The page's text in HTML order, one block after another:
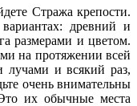
Стража крепости.
древний и
размерами и цветом.
на протяжении всей
и всякий раз,
очень внимательны
их обычные места